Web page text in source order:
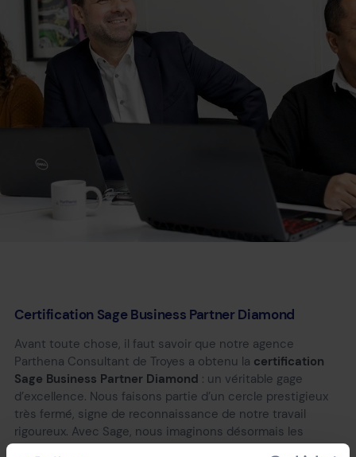
Certification Sage Business Partner Diamond
Avant toute chose, il faut savoir que notre agence
Parthena Consultant de Troyes a obtenu la certification
Sage Business Partner Diamond : un véritable gage
d’excellence. Nous faisons partie d’un cercle prestigieux
très fermé, signe de reconnaissance de notre travail
rigoureux. Avec Sage, nous imaginons désormais les
solutions de demain et continuons sans cesse à